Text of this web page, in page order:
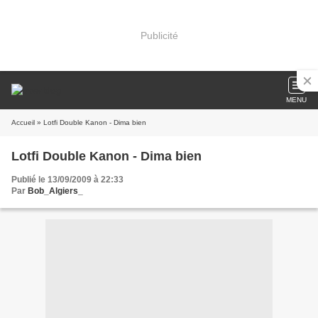
Publicité
MENU
Accueil » Lotfi Double Kanon - Dima bien
Lotfi Double Kanon - Dima bien
Publié le 13/09/2009 à 22:33
Par Bob_Algiers_